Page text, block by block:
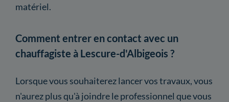
matériel.
Comment entrer en contact avec un
chauffagiste à Lescure-d'Albigeois ?
Lorsque vous souhaiterez lancer vos travaux, vous
n'aurez plus qu'à joindre le professionnel que vous